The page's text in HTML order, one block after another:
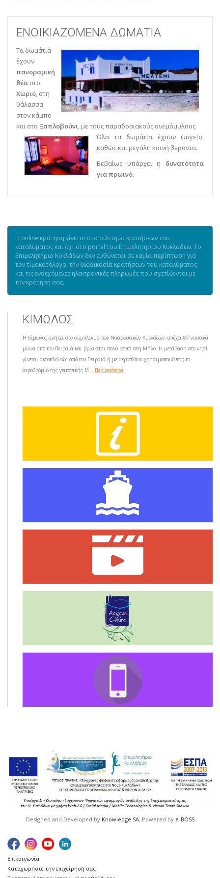
ΕΝΟΙΚΙΑΖΟΜΕΝΑ ΔΩΜΑΤΙΑ
Τα δωμάτια
έχουν
πανοραμική
θέα στο
Χωριό, στη
θάλασσα,
στον κάμπο
και στο Ξαπλοβούνι, με τους παραδοσιακούς ανεμόμυλους.
Όλα τα δωμάτια έχουν ψυγείο,
καθώς και μεγάλη κοινή βεράντα.
Βεβαίως υπάρχει η δυνατότητα
για πρωινό.
Η online κράτηση γίνεται στο σύστημα κρατήσεων του
καταλύματος και όχι στο portal του Επιμελητηρίου Κυκλάδων. Το
Επιμελητήριο Κυκλάδων δεν ευθύνεται σε καμία περίπτωση για
τον τιμοκατάλογο, την διαδικασία κρατήσεων του καταλύματος
και τις ενδεχόμενες ηλεκτρονικές πληρωμές που σχετίζονται με
την κράτησή σας.
ΚΙΜΩΛΟΣ
Η Κίμωλος ανήκει στο σύμπλεγμα των Νοτιοδυτικών Κυκλάδων, απέχει 87 ναυτικά
μίλια από τον Πειραιά και βρίσκεται πολύ κοντά στη Μήλο. Η μετάβαση στο νησί
γίνεται ακτοπλοϊκώς από τον Πειραιά ή με αεροπλάνο χρησιμοποιώντας το
αεροδρόμιο της γειτονικής Μ... Περισσότερα
Designed and Developed by Knowledge SA, Powered by e-BOSS
Επικοινωνία
Καταχωρήστε την επιχείρησή σας